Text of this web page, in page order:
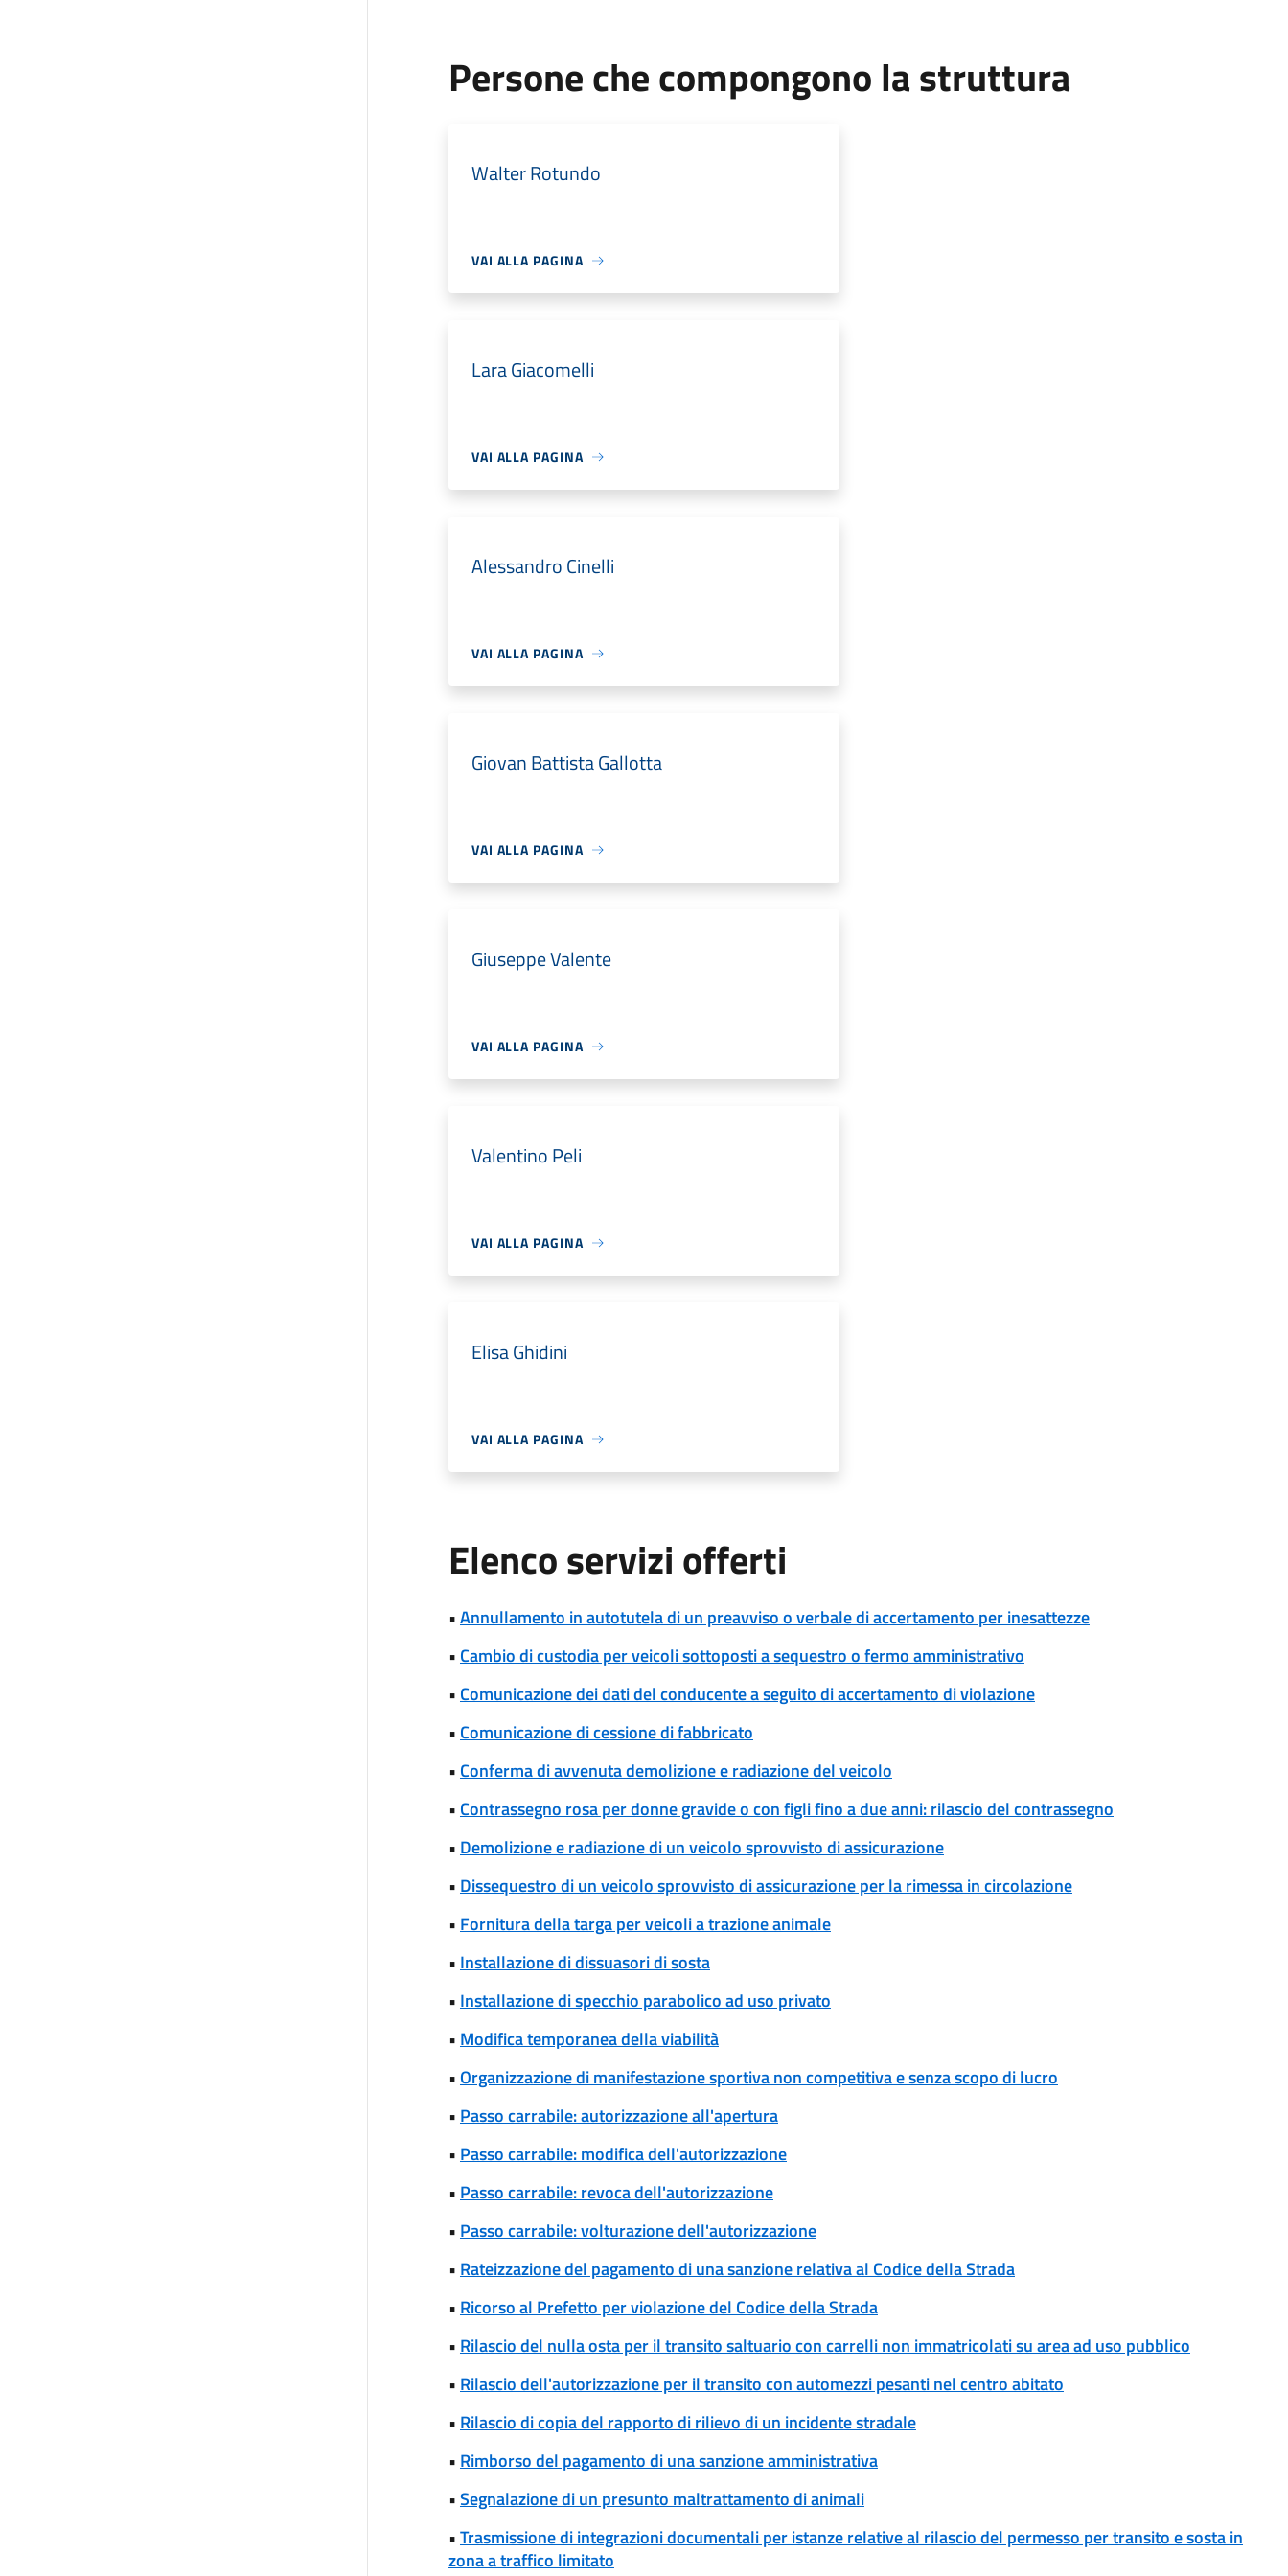
Persone che compongono la struttura
Walter Rotundo
VAI ALLA PAGINA
Lara Giacomelli
VAI ALLA PAGINA
Alessandro Cinelli
VAI ALLA PAGINA
Giovan Battista Gallotta
VAI ALLA PAGINA
Giuseppe Valente
VAI ALLA PAGINA
Valentino Peli
VAI ALLA PAGINA
Elisa Ghidini
VAI ALLA PAGINA
Elenco servizi offerti
•Annullamento in autotutela di un preavviso o verbale di accertamento per inesattezze
• Cambio di custodia per veicoli sottoposti a sequestro o fermo amministrativo
• Comunicazione dei dati del conducente a seguito di accertamento di violazione
• Comunicazione di cessione di fabbricato
• Conferma di avvenuta demolizione e radiazione del veicolo
• Contrassegno rosa per donne gravide o con figli fino a due anni: rilascio del contrassegno
• Demolizione e radiazione di un veicolo sprovvisto di assicurazione
• Dissequestro di un veicolo sprovvisto di assicurazione per la rimessa in circolazione
• Fornitura della targa per veicoli a trazione animale
• Installazione di dissuasori di sosta
• Installazione di specchio parabolico ad uso privato
• Modifica temporanea della viabilità
•Organizzazione di manifestazione sportiva non competitiva e senza scopo di lucro
• Passo carrabile: autorizzazione all'apertura
• Passo carrabile: modifica dell'autorizzazione
• Passo carrabile: revoca dell'autorizzazione
• Passo carrabile: volturazione dell'autorizzazione
• Rateizzazione del pagamento di una sanzione relativa al Codice della Strada
• Ricorso al Prefetto per violazione del Codice della Strada
• Rilascio del nulla osta per il transito saltuario con carrelli non immatricolati su area ad uso pubblico
• Rilascio dell'autorizzazione per il transito con automezzi pesanti nel centro abitato
• Rilascio di copia del rapporto di rilievo di un incidente stradale
• Rimborso del pagamento di una sanzione amministrativa
•Segnalazione di un presunto maltrattamento di animali
•Trasmissione di integrazioni documentali per istanze relative al rilascio del permesso per transito e sosta in
zona a traffico limitato